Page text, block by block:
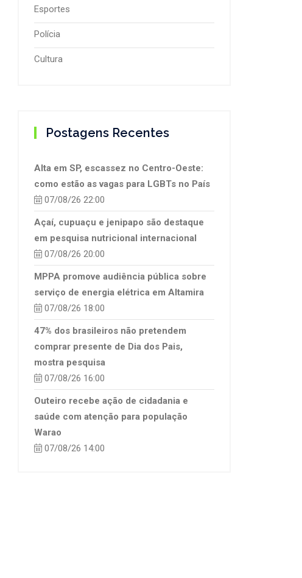
Esportes
Polícia
Cultura
Postagens Recentes
Alta em SP, escassez no Centro-Oeste:
como estão as vagas para LGBTs no País
07/08/26 22:00
Açaí, cupuaçu e jenipapo são destaque
em pesquisa nutricional internacional
07/08/26 20:00
MPPA promove audiência pública sobre
serviço de energia elétrica em Altamira
07/08/26 18:00
47% dos brasileiros não pretendem
comprar presente de Dia dos Pais,
mostra pesquisa
07/08/26 16:00
Outeiro recebe ação de cidadania e
saúde com atenção para população
Warao
07/08/26 14:00